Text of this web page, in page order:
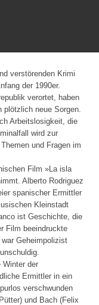
verstörenden Krimi
der 1990er.
verortet, haben
plötzlich neue Sorgen.
Arbeitslosigkeit, die
wird zur
und Fragen im
Film »La isla
Alberto Rodriguez
spanischer Ermittler
Kleinstadt
ist Geschichte, die
Film beeindruckte
Geheimpolizist
Winter der
Ermittler in ein
verschwunden
und Bach (Felix